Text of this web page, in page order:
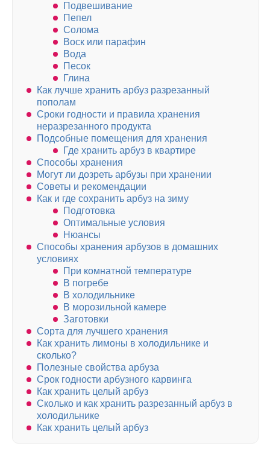
Подвешивание
Пепел
Солома
Воск или парафин
Вода
Песок
Глина
Как лучше хранить арбуз разрезанный
пополам
Сроки годности и правила хранения
неразрезанного продукта
Подсобные помещения для хранения
Где хранить арбуз в квартире
Способы хранения
Могут ли дозреть арбузы при хранении
Советы и рекомендации
Как и где сохранить арбуз на зиму
Подготовка
Оптимальные условия
Нюансы
Способы хранения арбузов в домашних
условиях
При комнатной температуре
В погребе
В холодильнике
В морозильной камере
Заготовки
Сорта для лучшего хранения
Как хранить лимоны в холодильнике и
сколько?
Полезные свойства арбуза
Срок годности арбузного карвинга
Как хранить целый арбуз
Сколько и как хранить разрезанный арбуз в
холодильнике
Как хранить целый арбуз